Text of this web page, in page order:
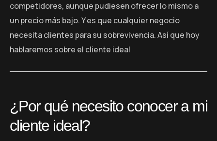
competidores, aunque pudiesen ofrecer lo mismo a
un precio más bajo. Y es que cualquier negocio
necesita clientes para su sobrevivencia. Así que hoy
hablaremos sobre el cliente ideal
¿Por qué necesito conocer a mi
cliente ideal?